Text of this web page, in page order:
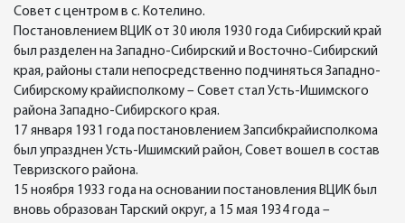
Совет с центром в с. Котелино.
Постановлением ВЦИК от 30 июля 1930 года Сибирский край
был разделен на Западно-Сибирский и Восточно-Сибирский
края, районы стали непосредственно подчиняться Западно-
Сибирскому крайисполкому – Совет стал Усть-Ишимского
района Западно-Сибирского края.
17 января 1931 года постановлением Запсибкрайисполкома
был упразднен Усть-Ишимский район, Совет вошел в состав
Тевризского района.
15 ноября 1933 года на основании постановления ВЦИК был
вновь образован Тарский округ, а 15 мая 1934 года –